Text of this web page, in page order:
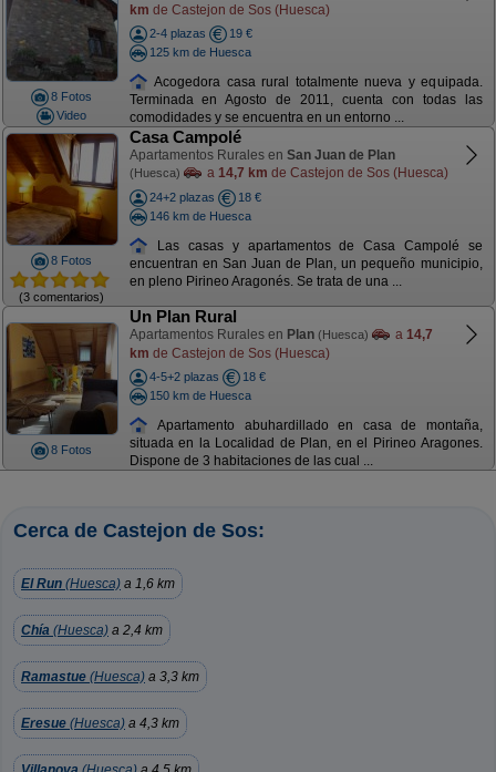
8 Fotos
Video
km de Castejon de Sos (Huesca)
2-4 plazas
19 €
125 km de Huesca
Acogedora casa rural totalmente nueva y equipada.
Terminada en Agosto de 2011, cuenta con todas las
comodidades y se encuentra en un entorno ...
8 Fotos
(3 comentarios)
Casa Campolé
Apartamentos Rurales en San Juan de Plan
(Huesca) a 14,7 km de Castejon de Sos (Huesca)
24+2 plazas
18 €
146 km de Huesca
Las casas y apartamentos de Casa Campolé se
encuentran en San Juan de Plan, un pequeño municipio,
en pleno Pirineo Aragonés. Se trata de una ...
8 Fotos
Un Plan Rural
Apartamentos Rurales en Plan (Huesca) a 14,7
km de Castejon de Sos (Huesca)
4-5+2 plazas
18 €
150 km de Huesca
Apartamento abuhardillado en casa de montaña,
situada en la Localidad de Plan, en el Pirineo Aragones.
Dispone de 3 habitaciones de las cual ...
Cerca de Castejon de Sos:
El Run (Huesca) a 1,6 km
Chía (Huesca) a 2,4 km
Ramastue (Huesca) a 3,3 km
Eresue (Huesca) a 4,3 km